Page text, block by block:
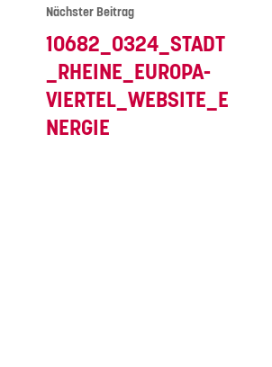
Nächster Beitrag
10682_0324_STADT
_RHEINE_EUROPA-
VIERTEL_WEBSITE_E
NERGIE